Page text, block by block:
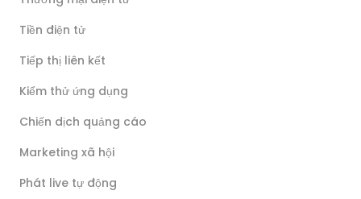
Tiền điện tử
Tiếp thị liên kết
Kiểm thử ứng dụng
Chiến dịch quảng cáo
Marketing xã hội
Phát live tự động